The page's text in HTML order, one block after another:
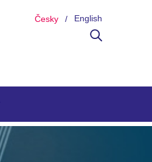
Česky English